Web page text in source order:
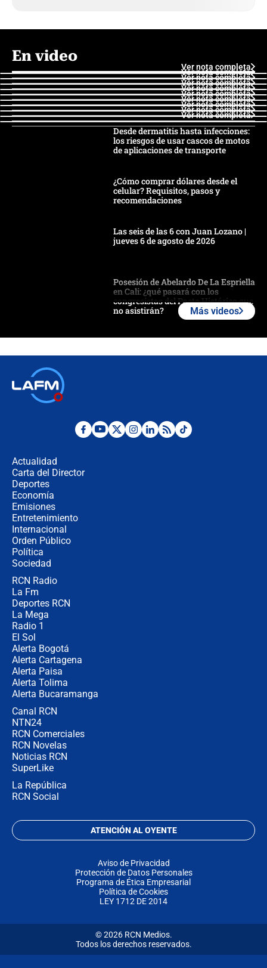
En video
Ver nota completa
Ver nota completa
Ver nota completa
Ver nota completa
Ver nota completa
Ver nota completa
Ver nota completa
Ver nota completa
Ver nota completa
Ver nota completa
Desde dermatitis hasta infecciones:
los riesgos de usar cascos de motos
de aplicaciones de transporte
¿Cómo comprar dólares desde el
celular? Requisitos, pasos y
recomendaciones
Las seis de las 6 con Juan Lozano |
jueves 6 de agosto de 2026
Posesión de Abelardo De La Espriella
en Cali: ¿qué pasará con los
congresistas del Pacto Histórico que
no asistirán?
crece el pulso por la elección del
¿Por qué De la Espriella gobernará
Más videos
Actualidad
Carta del Director
Deportes
Economía
Emisiones
Entretenimiento
Internacional
Orden Público
Política
Sociedad
RCN Radio
La Fm
Deportes RCN
La Mega
Radio 1
El Sol
Alerta Bogotá
Alerta Cartagena
Alerta Paisa
Alerta Tolima
Alerta Bucaramanga
Canal RCN
NTN24
RCN Comerciales
RCN Novelas
Noticias RCN
SuperLike
La República
RCN Social
ATENCIÓN AL OYENTE
Aviso de Privacidad
Protección de Datos Personales
Programa de Ética Empresarial
Política de Cookies
LEY 1712 DE 2014
© 2026 RCN Medios.
Todos los derechos reservados.